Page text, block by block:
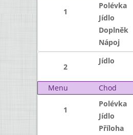
1
Polévka
Jídlo
Doplněk
Nápoj
2
Jídlo
Menu Chod
1
Polévka
Jídlo
Příloha